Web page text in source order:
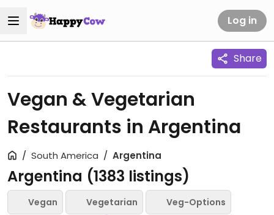
Log in
Share
Vegan & Vegetarian
Restaurants in Argentina
South America Argentina
Argentina (1383 listings)
Vegan Vegetarian Veg-Options